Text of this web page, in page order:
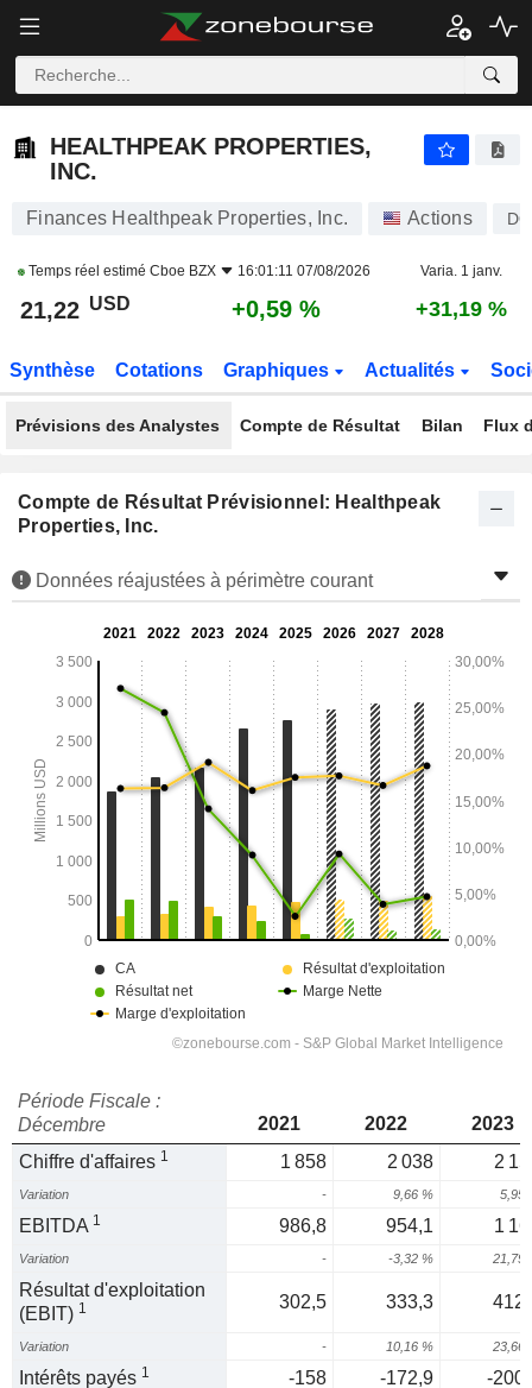
HEALTHPEAK PROPERTIES,
INC.
Finances Healthpeak Properties, Inc. Actions
Temps réel estimé Cboe BZX 16:01:11 07/08/2026 Varia. 1 janv.
21,22 USD +0,59 % +31,19 %
Synthèse Cotations Graphiques Actualités
Prévisions des Analystes Compte de Résultat Bilan Flux
Compte de Résultat Prévisionnel: Healthpeak
Properties, Inc.
Données réajustées à périmètre courant
Période Fiscale :
Décembre
2021 2022
2023
Chiffre d'affaires 1 1 858 2 038 2
Variation - 9,66 % 5,95
EBITDA 1 986,8 954,1 1
Variation - -3,32 % 21,79
Résultat d'exploitation
(EBIT) 1 302,5 333,3
Variation - 10,16 % 23,66
Intérêts payés 1 -158 -172,9
-